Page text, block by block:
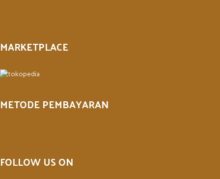
MARKETPLACE
METODE PEMBAYARAN
FOLLOW US ON